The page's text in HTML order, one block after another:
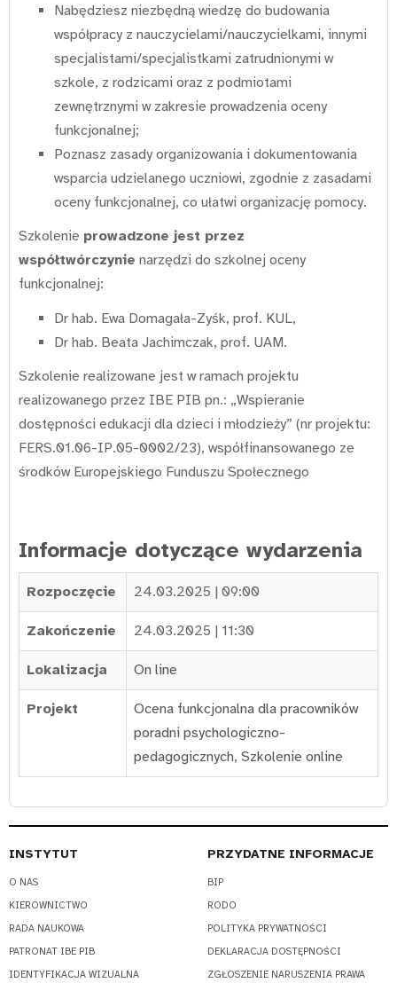
Nabędziesz niezbędną wiedzę do budowania
współpracy z nauczycielami/nauczycielkami, innymi
specjalistami/specjalistkami zatrudnionymi w
szkole, z rodzicami oraz z podmiotami
zewnętrznymi w zakresie prowadzenia oceny
funkcjonalnej;
Poznasz zasady organizowania i dokumentowania
wsparcia udzielanego uczniowi, zgodnie z zasadami
oceny funkcjonalnej, co ułatwi organizację pomocy.
Szkolenie prowadzone jest przez
współtwórczynie narzędzi do szkolnej oceny
funkcjonalnej:
Dr hab. Ewa Domagała-Zyśk, prof. KUL,
Dr hab. Beata Jachimczak, prof. UAM.
Szkolenie realizowane jest w ramach projektu
realizowanego przez IBE PIB pn.: „Wspieranie
dostępności edukacji dla dzieci i młodzieży” (nr projektu:
FERS.01.06-IP.05-0002/23), współfinansowanego ze
środków Europejskiego Funduszu Społecznego
Informacje dotyczące wydarzenia
Rozpoczęcie 24.03.2025 | 09:00
Zakończenie 24.03.2025 | 11:30
Lokalizacja On line
Projekt
Ocena funkcjonalna dla pracowników
poradni psychologiczno-
pedagogicznych, Szkolenie online
INSTYTUT
O NAS
KIEROWNICTWO
RADA NAUKOWA
PATRONAT IBE PIB
IDENTYFIKACJA WIZUALNA
PRZYDATNE INFORMACJE
BIP
RODO
POLITYKA PRYWATNOŚCI
DEKLARACJA DOSTĘPNOŚCI
ZGŁOSZENIE NARUSZENIA PRAWA